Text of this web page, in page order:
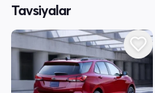
Tavsiyalar